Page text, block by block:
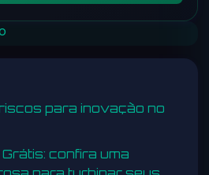
para inovação no
confira uma